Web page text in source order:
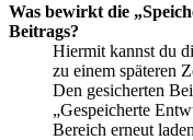
Was bewirkt die
Beitrags?
Hiermit kannst du
zu einem späteren
Den gesicherten
„Gespeicherte
Bereich erneut